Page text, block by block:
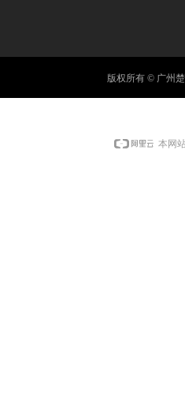
版权所有 © 广州
本网